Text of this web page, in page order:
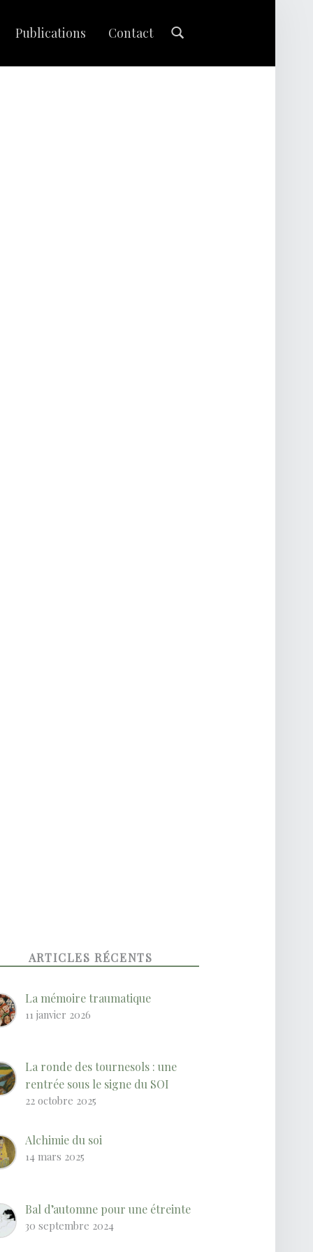
Publications Contact
ARTICLES RÉCENTS
La mémoire traumatique
11 janvier 2026
La ronde des tournesols : une
rentrée sous le signe du SOI
22 octobre 2025
Alchimie du soi
14 mars 2025
Bal d’automne pour une étreinte
30 septembre 2024